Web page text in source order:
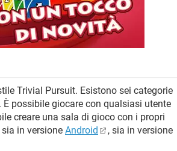
Trivial Pursuit. Esistono sei categorie
possibile giocare con qualsiasi utente
creare una sala di gioco con i propri
in versione Android
, sia in versione